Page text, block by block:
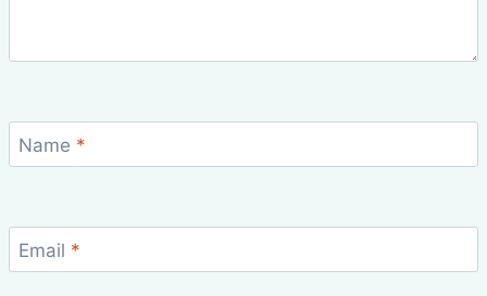
Name *
Email *